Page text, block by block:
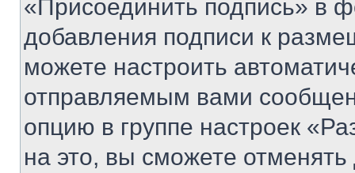
«Присоединить подпись» в
добавления подписи к
можете настроить
отправляемым вами
опцию в группе настроек
на это, вы сможете